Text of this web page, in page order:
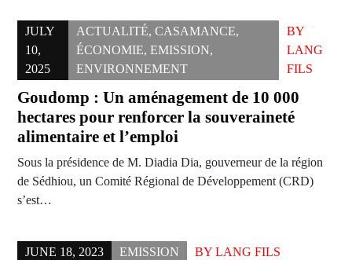
JULY
10,
2025
ACTUALITÉ,CASAMANCE,
ÉCONOMIE,EMISSION,
ENVIRONNEMENT
BY
LANG
FILS
Goudomp : Un aménagement de 10 000
hectares pour renforcer la souveraineté
alimentaire et l’emploi
Sous la présidence de M. Diadia Dia, gouverneur de la région
de Sédhiou, un Comité Régional de Développement (CRD)
s’est…
JUNE 18, 2023 EMISSION BY LANG FILS